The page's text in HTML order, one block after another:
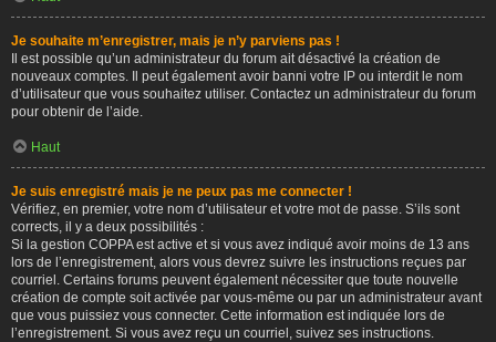
Je souhaite m’enregistrer, mais je n’y parviens pas !
Il est possible qu’un administrateur du forum ait désactivé la création de
nouveaux comptes. Il peut également avoir banni votre IP ou interdit le nom
d’utilisateur que vous souhaitez utiliser. Contactez un administrateur du forum
pour obtenir de l’aide.
Haut
Je suis enregistré mais je ne peux pas me connecter !
Vérifiez, en premier, votre nom d’utilisateur et votre mot de passe. S’ils sont
corrects, il y a deux possibilités :
Si la gestion COPPA est active et si vous avez indiqué avoir moins de 13 ans
lors de l’enregistrement, alors vous devrez suivre les instructions reçues par
courriel. Certains forums peuvent également nécessiter que toute nouvelle
création de compte soit activée par vous-même ou par un administrateur avant
que vous puissiez vous connecter. Cette information est indiquée lors de
l’enregistrement. Si vous avez reçu un courriel, suivez ses instructions.